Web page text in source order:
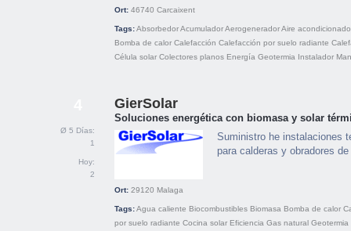
Ort: 46740 Carcaixent
Tags:AbsorbedorAcumuladorAerogeneradorAire acondicionado
Bomba de calor Calefacción Calefacción por suelo radiante
Célula solar Colectores planos Energía Geotermia Instalador
Ø 5 Días:
1
Hoy:
2
GierSolar
Soluciones energética con biomasa y solar
Suministro he instalaciones
para calderas y obradores
Ort: 29120 Malaga
Tags:Agua caliente Biocombustibles Biomasa Bomba de calor
por suelo radiante Cocina solar Eficiencia Gas natural Geotermia